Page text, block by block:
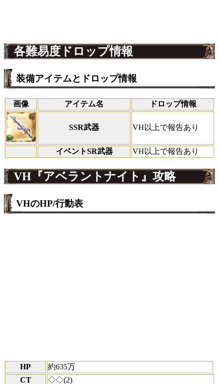
各難易度ドロップ情報
装備アイテムとドロップ情報
画像 アイテム名 ドロップ情報
SSR武器 VH以上で報告あり
イベントSR武器 VH以上で報告あり
VH『アベラントナイト』攻略
VHのHP/行動表
HP
約635万
CT
◇◇(2)